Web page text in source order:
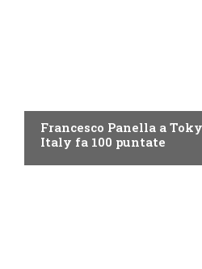
Francesco Panella a
Italy fa 100 puntate